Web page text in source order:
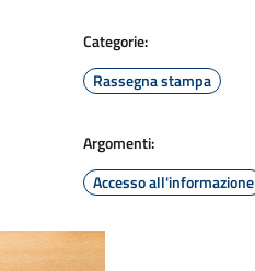
Categorie:
Rassegna stampa
Argomenti:
Accesso all'informazione